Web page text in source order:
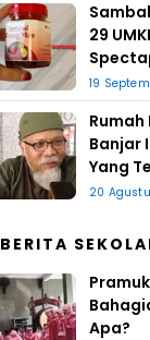
29
19
Banjar
Yang
20
BERITA
Apa?